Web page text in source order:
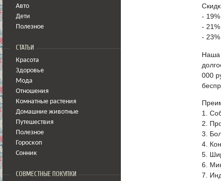
Авто
Дети
Полезное
СТАТЬИ
Красота
Здоровье
Мода
Отношения
Комнатные растения
Домашние животные
Путешествия
Полезное
Гороскоп
Сонник
СОВМЕСТНЫЕ ПОКУПКИ
-
-
-
Наша
000
1.
2.
3.
4.
5.
6.
7.